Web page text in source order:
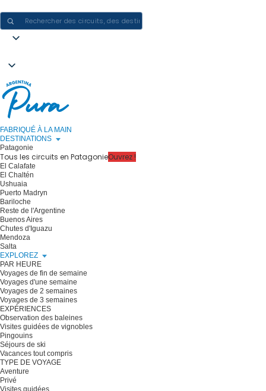
FABRIQUÉ À LA MAIN
DESTINATIONS
Patagonie
Tous les circuits en PatagonieOuvrez !
El Calafate
El Chaltén
Ushuaia
Puerto Madryn
Bariloche
Reste de l'Argentine
Buenos Aires
Chutes d'Iguazu
Mendoza
Salta
EXPLOREZ
PAR HEURE
Voyages de fin de semaine
Voyages d'une semaine
Voyages de 2 semaines
Voyages de 3 semaines
EXPÉRIENCES
Observation des baleines
Visites guidées de vignobles
Pingouins
Séjours de ski
Vacances tout compris
TYPE DE VOYAGE
Aventure
Privé
Visites guidées